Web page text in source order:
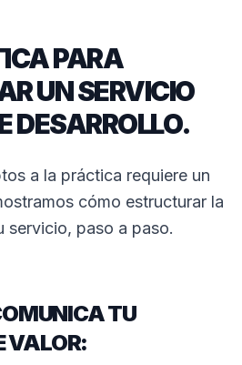
PARA
UN SERVICIO
DESARROLLO.
a la práctica requiere un
cómo estructurar la
servicio, paso a paso.
TU
VALOR: